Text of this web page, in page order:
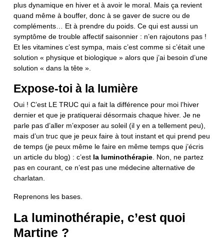
plus dynamique en hiver et à avoir le moral. Mais ça revient
quand même à bouffer, donc à se gaver de sucre ou de
compléments… Et à prendre du poids. Ce qui est aussi un
symptôme de trouble affectif saisonnier : n’en rajoutons pas !
Et les vitamines c’est sympa, mais c’est comme si c’était une
solution « physique et biologique » alors que j’ai besoin d’une
solution « dans la tête ».
Expose-toi à la lumière
Oui ! C’est LE TRUC qui a fait la différence pour moi l’hiver
dernier et que je pratiquerai désormais chaque hiver. Je ne
parle pas d’aller m’exposer au soleil (il y en a tellement peu),
mais d’un truc que je peux faire à tout instant et qui prend peu
de temps (je peux même le faire en même temps que j’écris
un article du blog) : c’est la luminothérapie . Non, ne partez
pas en courant, ce n’est pas une médecine alternative de
charlatan.
Reprenons les bases.
La luminothérapie, c’est quoi
Martine ?